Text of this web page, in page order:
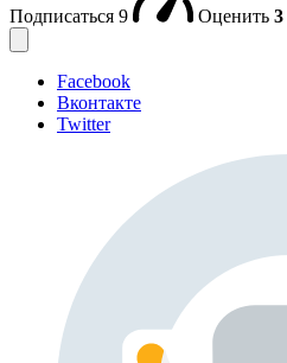
Подписаться 9 Оценить 3
Facebook
Вконтакте
Twitter